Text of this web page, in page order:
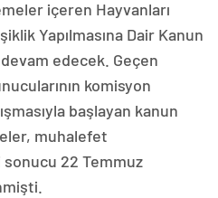
içeren Hayvanları
Yapılmasına Dair Kanun
edecek. Geçen
komisyon
başlayan kanun
muhalefet
22 Temmuz